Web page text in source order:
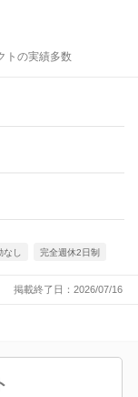
トの実績多数
し 完全週休2日制
掲載終了日：2026/07/16